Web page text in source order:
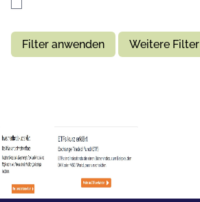
Filter anwenden Weitere Filter